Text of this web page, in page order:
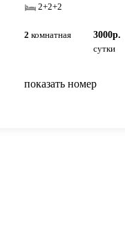
2+2+2
2 комнатная
3000р.
сутки
показать номер